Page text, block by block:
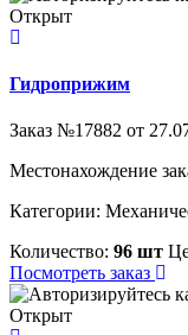
Открыт
Гидроприжим
Заказ №17882 от
Местонахождение
Категории:
Количество: 96 шт
Посмотреть заказ
Открыт